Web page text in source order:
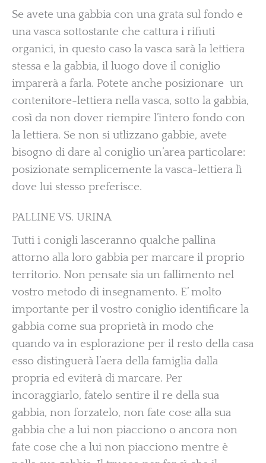
Se avete una gabbia con una grata sul fondo e
una vasca sottostante che cattura i rifiuti
organici, in questo caso la vasca sarà la lettiera
stessa e la gabbia, il luogo dove il coniglio
imparerà a farla. Potete anche posizionare un
contenitore-lettiera nella vasca, sotto la gabbia,
così da non dover riempire l’intero fondo con
la lettiera. Se non si utlizzano gabbie, avete
bisogno di dare al coniglio un’area particolare:
posizionate semplicemente la vasca-lettiera lì
dove lui stesso preferisce.
PALLINE VS. URINA
Tutti i conigli lasceranno qualche pallina
attorno alla loro gabbia per marcare il proprio
territorio. Non pensate sia un fallimento nel
vostro metodo di insegnamento. E’ molto
importante per il vostro coniglio identificare la
gabbia come sua proprietà in modo che
quando va in esplorazione per il resto della casa
esso distinguerà l’aera della famiglia dalla
propria ed eviterà di marcare. Per
incoraggiarlo, fatelo sentire il re della sua
gabbia, non forzatelo, non fate cose alla sua
gabbia che a lui non piacciono o ancora non
fate cose che a lui non piacciono mentre è